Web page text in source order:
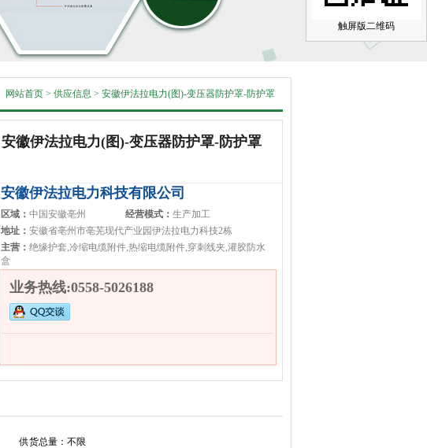
触屏版二维码
网站首页 > 供应信息 > 安徽伊法拉电力(图)-变压器防护罩-防护罩
安徽伊法拉电力(图)-变压器防护罩-防护罩
安徽伊法拉电力科技有限公司
区域： 中国安徽亳州 经营模式： 生产加工
地址： 安徽省亳州市亳芜现代产业园伊法拉电力科技2栋
主营： 绝缘护套,冷缩电缆附件,热缩电缆附件,穿刺线夹,灌胶防水
盒
业务热线:0558-5026188
供货总量：不限